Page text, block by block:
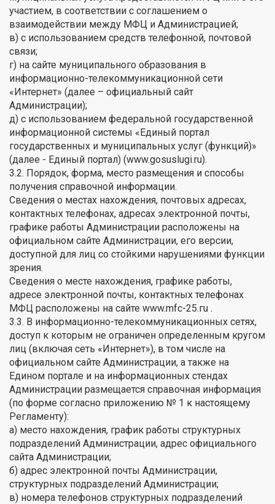
участием, в соответствии с соглашением о
взаимодействии между МФЦ и Администрацией;
в) с использованием средств телефонной, почтовой
связи;
г) на сайте муниципального образования в
информационно-телекоммуникационной сети
«Интернет» (далее – официальный сайт
Администрации);
д) с использованием федеральной государственной
информационной системы «Единый портал
государственных и муниципальных услуг (функций)»
(далее - Единый портал) (www.gosuslugi.ru).
3.2. Порядок, форма, место размещения и способы
получения справочной информации.
Сведения о местах нахождения, почтовых адресах,
контактных телефонах, адресах электронной почты,
графике работы Администрации расположены на
официальном сайте Администрации, его версии,
доступной для лиц со стойкими нарушениями функции
зрения.
Сведения о месте нахождения, графике работы,
адресе электронной почты, контактных телефонах
МФЦ расположены на сайте www.mfc-25.гu .
3.3. В информационно-телекоммуникационных сетях,
доступ к которым не ограничен определенным кругом
лиц (включая сеть «Интернет»), в том числе на
официальном сайте Администрации, а также на
Едином портале и на информационных стендах
Администрации размещается справочная информация
(по форме согласно приложению № 1 к настоящему
Регламенту):
а) место нахождения, график работы структурных
подразделений Администрации, адрес официального
сайта Администрации;
б) адрес электронной почты Администрации,
структурных подразделений Администрации;
в) номера телефонов структурных подразделений